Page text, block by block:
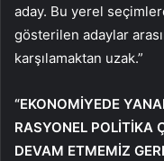
aday. Bu yerel
gösterilen adaylar
karşılamaktan uzak.”
“EKONOMİYEDE
RASYONEL POLİTİKA
DEVAM ETMEMİZ